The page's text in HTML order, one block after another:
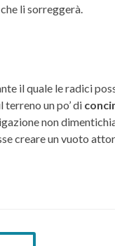
li sorreggerà.
il quale le radici
un po’ di
non
creare un vuoto